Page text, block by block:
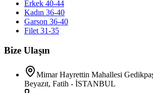
Erkek 40-44
Kadın 36-40
Garson 36-40
Filet 31-35
Bize Ulaşın
Mimar Hayrettin Mahallesi
Beyazıt, Fatih - İSTANBUL